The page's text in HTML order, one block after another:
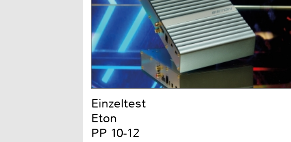
Einzeltest
Eton
PP 10-12